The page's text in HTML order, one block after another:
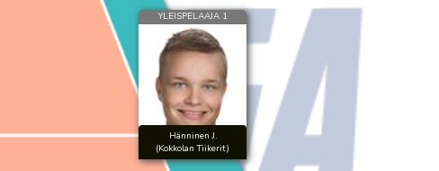
YLEISPELAAJA 1
Hänninen J.
(Kokkolan Tiikerit)